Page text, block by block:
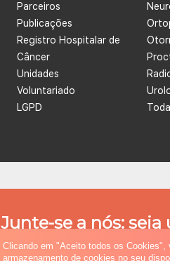
Junte-se a nós:
faça a
Parceiros
Publicações
Registro Hospitalar de
Câncer
Unidades
Voluntariado
LGPD
na área da oncologia.
tratamento
Clicando em "Aceito todos os Cookies",
armazenamento de cookies no seu